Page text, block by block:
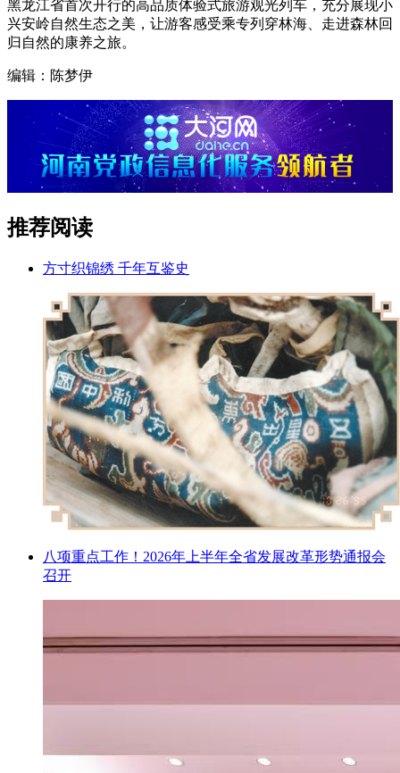
黑龙江省首次开行的高品质体验式旅游观光列车，充分展现小
兴安岭自然生态之美，让游客感受乘专列穿林海、走进森林回
归自然的康养之旅。
编辑：陈梦伊
推荐阅读
方寸织锦绣 千年互鉴史
八项重点工作！2026年上半年全省发展改革形势通报会
召开